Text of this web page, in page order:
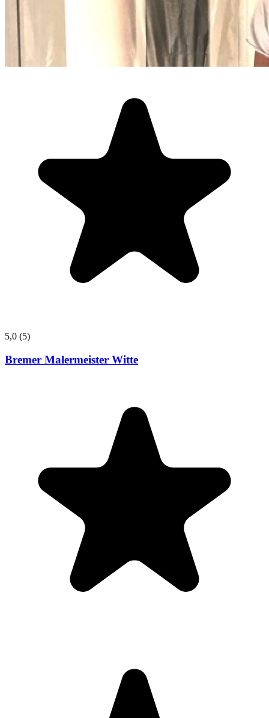
5,0 (5)
Bremer Malermeister Witte